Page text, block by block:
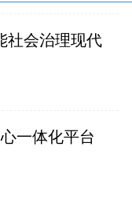
社会治理现代
一体化平台